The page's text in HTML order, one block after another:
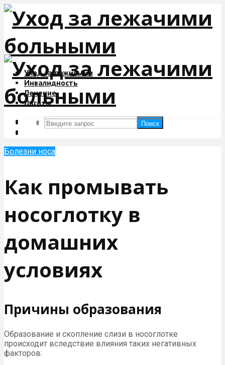
Уход за пожилыми
Инвалидность
Лечение
Льготы
Поиск
Поиск
Болезни носа
Как промывать
носоглотку в
домашних
условиях
Причины образования
Образование и скопление слизи в носоглотке
происходит вследствие влияния таких негативных
факторов: